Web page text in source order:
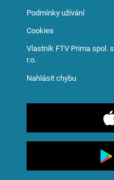
Podmínky užívání
Cookies
Vlastník FTV Prima spol. s
r.o.
Nahlásit chybu